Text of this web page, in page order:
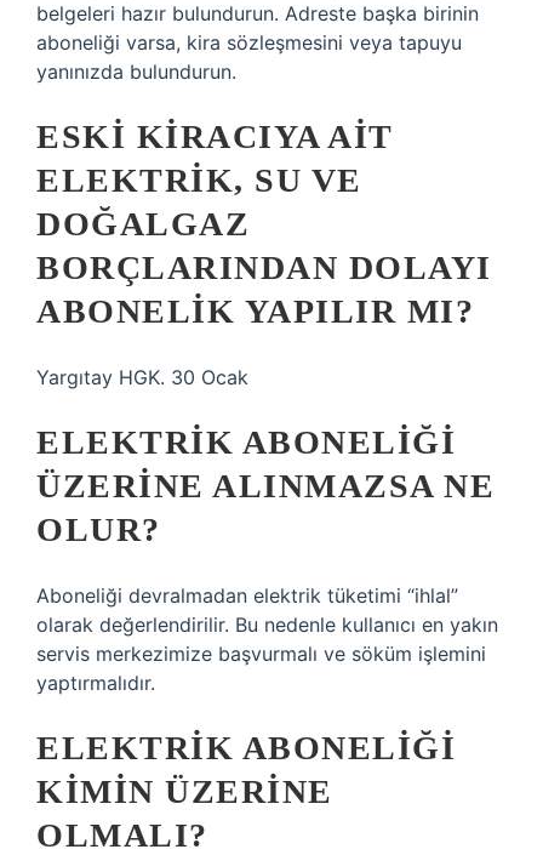
belgeleri hazır bulundurun. Adreste başka birinin
aboneliği varsa, kira sözleşmesini veya tapuyu
yanınızda bulundurun.
ESKI KIRACIYA AIT
ELEKTRIK, SU VE
DOĞALGAZ
BORÇLARINDAN DOLAYI
ABONELIK YAPILIR MI?
Yargıtay HGK. 30 Ocak
ELEKTRIK ABONELIĞI
ÜZERINE ALINMAZSA NE
OLUR?
Aboneliği devralmadan elektrik tüketimi “ihlal”
olarak değerlendirilir. Bu nedenle kullanıcı en yakın
servis merkezimize başvurmalı ve söküm işlemini
yaptırmalıdır.
ELEKTRIK ABONELIĞI
KIMIN ÜZERINE
OLMALI?